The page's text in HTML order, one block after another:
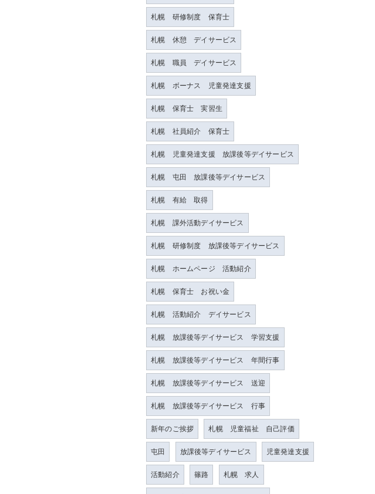
札幌 研修制度 保育士
札幌 休憩 デイサービス
札幌 職員 デイサービス
札幌 ボーナス 児童発達支援
札幌 保育士 実習生
札幌 社員紹介 保育士
札幌 児童発達支援 放課後等デイサービス
札幌 屯田 放課後等デイサービス
札幌 有給 取得
札幌 課外活動デイサービス
札幌 研修制度 放課後等デイサービス
札幌 ホームページ 活動紹介
札幌 保育士 お祝い金
札幌 活動紹介 デイサービス
札幌 放課後等デイサービス 学習支援
札幌 放課後等デイサービス 年間行事
札幌 放課後等デイサービス 送迎
札幌 放課後等デイサービス 行事
新年のご挨拶 札幌 児童福祉 自己評価
屯田 放課後等デイサービス 児童発達支援
活動紹介 篠路 札幌 求人